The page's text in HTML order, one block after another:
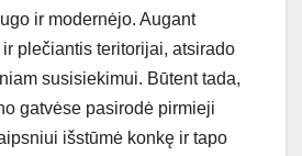
ir modernėjo. Augant
plečiantis teritorijai, atsirado
susisiekimui. Būtent tada,
gatvėse pasirodė pirmieji
išstūmė konkę ir tapo